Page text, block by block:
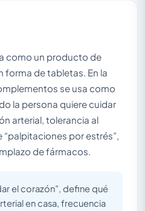
como un producto de
forma de tabletas. En la
se usa como
la persona quiere cuidar
arterial, tolerancia al
por estrés”,
de fármacos.
el corazón”, define qué
en casa, frecuencia